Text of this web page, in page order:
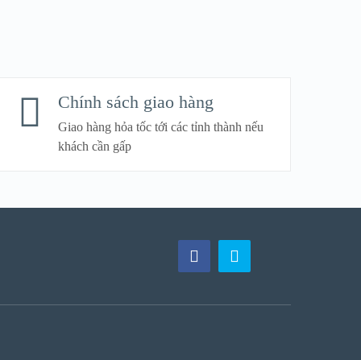
Chính sách giao hàng
Giao hàng hỏa tốc tới các tỉnh thành nếu
khách cần gấp